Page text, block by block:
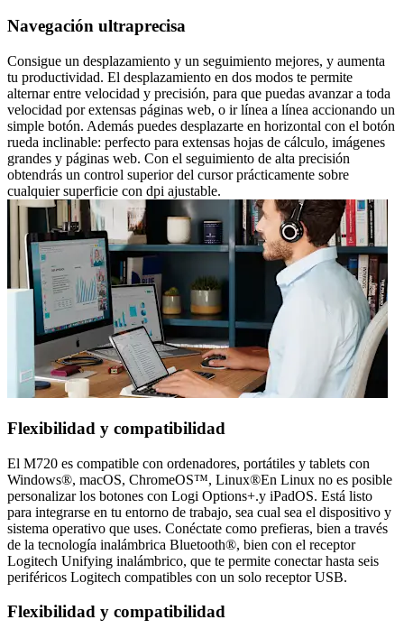
Navegación ultraprecisa
Consigue un desplazamiento y un seguimiento mejores, y aumenta
tu productividad. El desplazamiento en dos modos te permite
alternar entre velocidad y precisión, para que puedas avanzar a toda
velocidad por extensas páginas web, o ir línea a línea accionando un
simple botón. Además puedes desplazarte en horizontal con el botón
rueda inclinable: perfecto para extensas hojas de cálculo, imágenes
grandes y páginas web. Con el seguimiento de alta precisión
obtendrás un control superior del cursor prácticamente sobre
cualquier superficie con dpi ajustable.
Flexibilidad y compatibilidad
El M720 es compatible con ordenadores, portátiles y tablets con
Windows®, macOS, ChromeOS™, Linux®En Linux no es posible
personalizar los botones con Logi Options+.y iPadOS. Está listo
para integrarse en tu entorno de trabajo, sea cual sea el dispositivo y
sistema operativo que uses. Conéctate como prefieras, bien a través
de la tecnología inalámbrica Bluetooth®, bien con el receptor
Logitech Unifying inalámbrico, que te permite conectar hasta seis
periféricos Logitech compatibles con un solo receptor USB.
Flexibilidad y compatibilidad